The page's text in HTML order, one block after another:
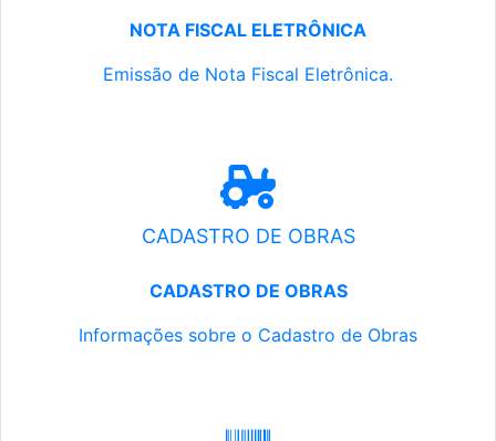
NOTA FISCAL ELETRÔNICA
Emissão de Nota Fiscal Eletrônica.
CADASTRO DE OBRAS
CADASTRO DE OBRAS
Informações sobre o Cadastro de Obras